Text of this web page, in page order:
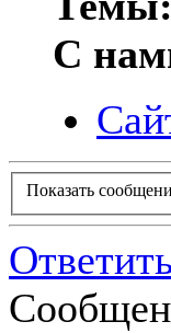
С
Показать